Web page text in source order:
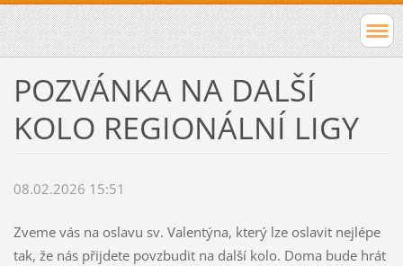
POZVÁNKA NA DALŠÍ
KOLO REGIONÁLNÍ LIGY
08.02.2026 15:51
Zveme vás na oslavu sv. Valentýna, který lze oslavit nejlépe
tak, že nás přijdete povzbudit na další kolo. Doma bude hrát